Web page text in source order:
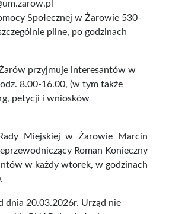
Społecznej w Żarowie 530-
pilne, po godzinach
przyjmuje interesantów w
8.00-16.00, (w tym także
petycji i wniosków
Miejskiej w Żarowie Marcin
Roman Konieczny
w każdy wtorek, w godzinach
dnia 20.03.2026r. Urząd nie